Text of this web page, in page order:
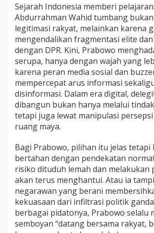
Sejarah Indonesia memberi
Abdurrahman Wahid tumbang
legitimasi rakyat, melainkan karena
mengendalikan fragmentasi elite
dengan DPR. Kini, Prabowo
serupa, hanya dengan wajah yang
karena peran media sosial dan
mempercepat arus informasi
disinformasi. Dalam era digital,
dibangun bukan hanya melalui
tetapi juga lewat manipulasi
ruang maya.
Bagi Prabowo, pilihan itu jelas tetapi
bertahan dengan pendekatan
risiko dituduh lemah dan melakukan
akan terus menghantui. Atau ia
negarawan yang berani
kekuasaan dari infiltrasi politik
berbagai pidatonya, Prabowo selalu
semboyan “datang bersama rakyat,